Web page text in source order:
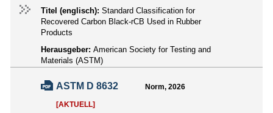
Titel (englisch): Standard Classification for
Recovered Carbon Black-rCB Used in Rubber
Products
Herausgeber: American Society for Testing and
Materials (ASTM)
ASTM D 8632 Norm, 2026
[AKTUELL]